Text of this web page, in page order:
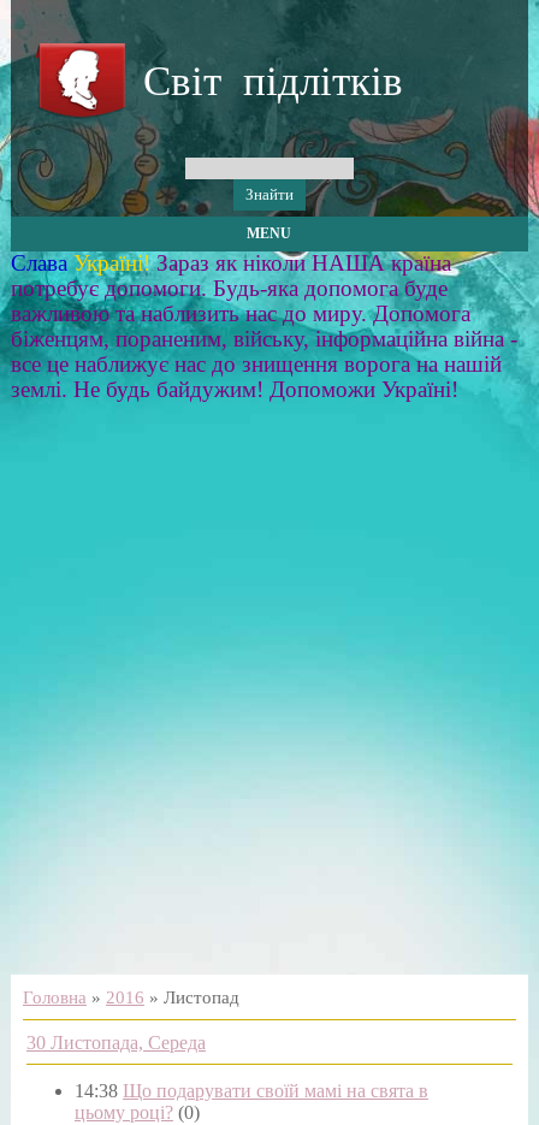
Світ підлітків
MENU
Слава Україні! Зараз як ніколи НАША країна
потребує допомоги. Будь-яка допомога буде
важливою та наблизить нас до миру. Допомога
біженцям, пораненим, війську, інформаційна війна -
все це наближує нас до знищення ворога на нашій
землі. Не будь байдужим! Допоможи Україні!
Головна » 2016 » Листопад
30 Листопада, Середа
14:38 Що подарувати своїй мамі на свята в
цьому році? (0)